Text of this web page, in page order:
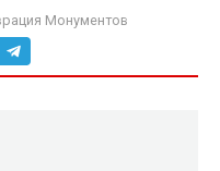
Монументов